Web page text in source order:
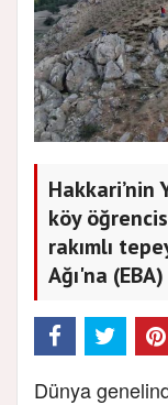
Hakkari’nin
köy
rakımlı
Ağı'na
Dünya